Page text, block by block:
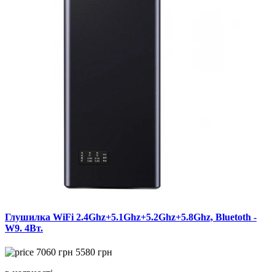
Глушилка WiFi 2.4Ghz+5.1Ghz+5.2Ghz+5.8Ghz, Bluetoth -
W9. 4Вт.
7060 грн 5580 грн